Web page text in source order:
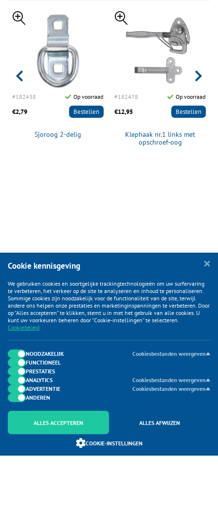
#182438 Op voorraad
€2,79 Bestellen
Sjoroog 2-delig
#182478 Op voorraad
€12,95 Bestellen
Klephaak nr.1 links met
opschroef-oog
KLANTENSERVICE
CATEGORIEËN
DUIJVELAAR E-COMMERCE
CONTACTEN
Onderdeel van Duijvelaar E-commerce
SoloMono.net
Cookie kennisgeving
We gebruiken cookies en soortgelijke trackingtechnologieën om uw surfervaring
te verbeteren, het verkeer op de site te analyseren en inhoud te personaliseren.
Sommige cookies zijn noodzakelijk voor de functionaliteit van de site, terwijl
andere ons helpen onze prestaties en marketinginspanningen te verbeteren. Door
op “Alles accepteren” te klikken, stemt u in met het gebruik van alle cookies. U
kunt uw voorkeuren beheren door “Cookie-instellingen” te selecteren.
Cookiebeleid
NOODZAKELIJK
Cookiesbestanden weergeven
FUNCTIONEEL
PRESTATIES
ANALYTICS
Cookiesbestanden weergeven
ADVERTENTIE
Cookiesbestanden weergeven
ANDEREN
ALLES ACCEPTEREN ALLES AFWIJZEN
COOKIE-INSTELLINGEN